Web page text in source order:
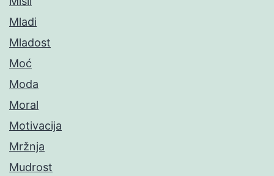
Mladi
Mladost
Moć
Moda
Moral
Motivacija
Mržnja
Mudrost